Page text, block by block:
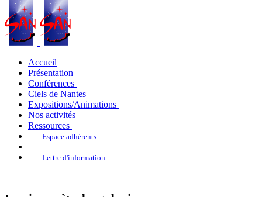
Accueil
Présentation
Conférences
Ciels de Nantes
Expositions/Animations
Nos activités
Ressources
Espace adhérents
Lettre d'information